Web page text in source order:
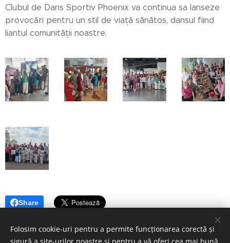
Clubul de Dans Sportiv Phoenix va continua sa lanseze
provocări pentru un stil de viață sănătos, dansul fiind
liantul comunității noastre.
Share
Folosim cookie-uri pentru a permite funcționarea corectă și